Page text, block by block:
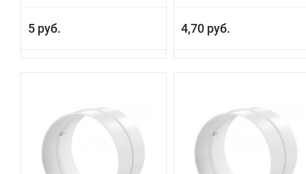
5 руб. 4,70 руб.